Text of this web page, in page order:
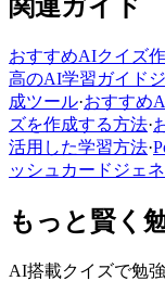
関連ガイド
おすすめAIクイズ
高のAI学習ガイド
成ツール·おすすめ
ズを作成する方法·
活用した学習方法·
ッシュカードジェ
もっと賢く
AI搭載クイズで勉